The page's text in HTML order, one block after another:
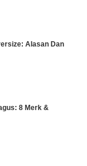
Alasan Dan
8 Merk &